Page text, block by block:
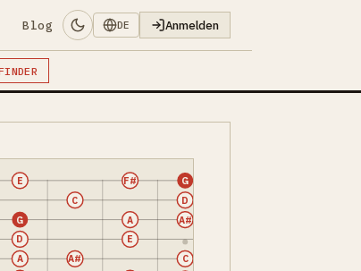
Blog DE Anmelden
A A# C
D E
G A A#
C D
E F# G